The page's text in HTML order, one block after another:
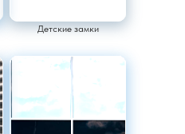
Детские замки